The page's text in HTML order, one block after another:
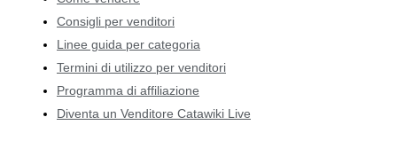
Consigli per venditori
Linee guida per categoria
Termini di utilizzo per venditori
Programma di affiliazione
Diventa un Venditore Catawiki Live